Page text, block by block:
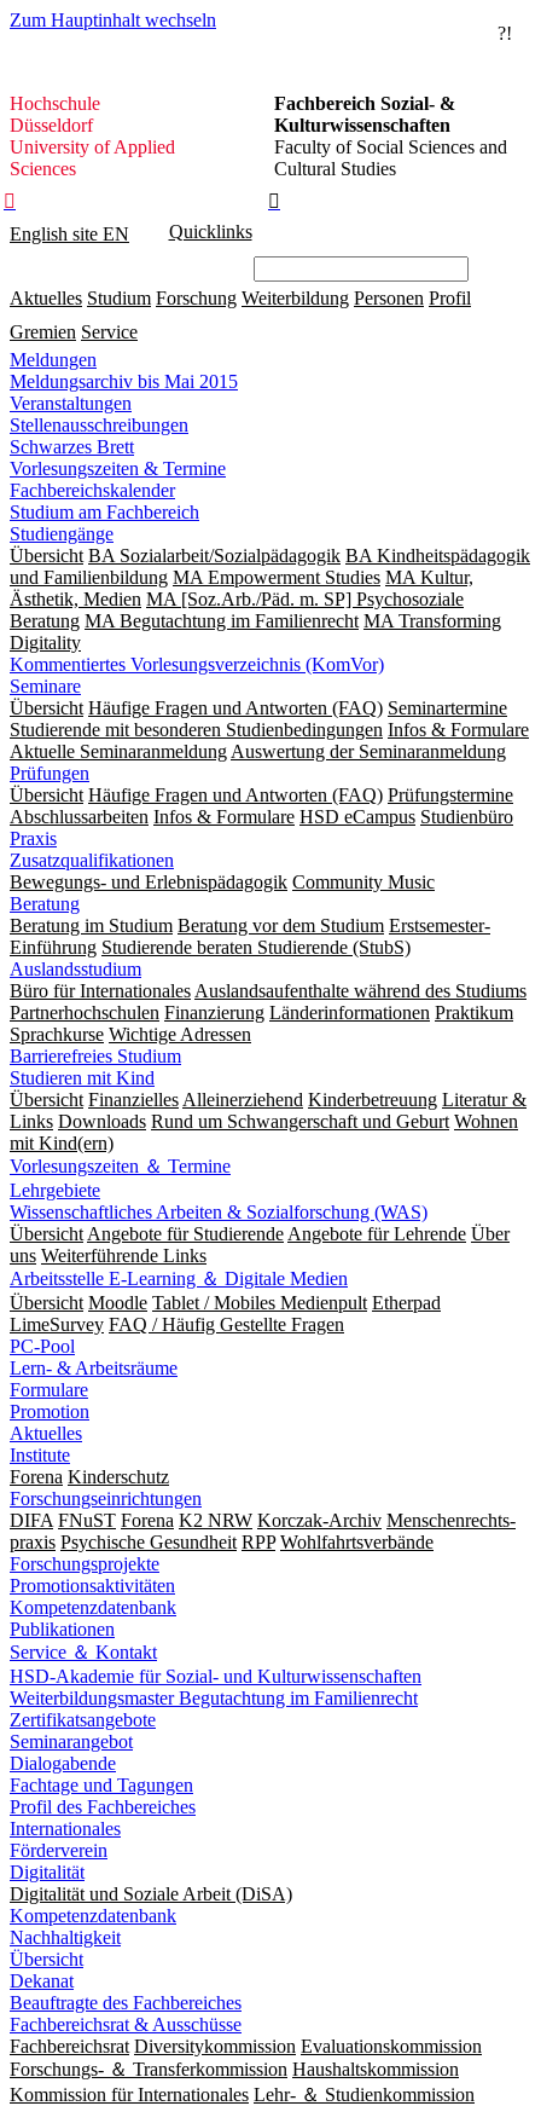
Zum Hauptinhalt wechseln
?!
Hochschule
Düsseldorf
Hochschule
Düsseldorf
University of Applied
Sciences
Fachbereich Sozial- &
Kulturwissenschaften
Faculty of Social Sciences and
Cultural Studies


English site EN Quicklinks
Aktuelles Studium Forschung Weiterbildung Personen Profil
Gremien Service
Meldungen
Meldungsarchiv bis Mai 2015
Veranstaltungen
Stellenausschreibungen
Schwarzes Brett
Vorlesungszeiten & Termine
Fachbereichskalender
Studium am Fachbereich
Studiengänge
Übersicht BA Sozialarbeit/Sozialpädagogik BA Kindheitspädagogik
und Familienbildung MA Empowerment Studies MA Kultur,
Ästhetik, Medien MA [Soz.Arb./Päd. m. SP] Psychosoziale
Beratung MA Begut­ach­tung im Fami­lien­recht MA Transforming
Digitality
Kommentiertes Vorlesungsverzeichnis (KomVor)
Seminare
Übersicht Häufige Fragen und Antworten (FAQ) Seminartermine
Studierende mit besonderen Studienbedingungen Infos & Formulare
Aktuelle Seminaranmeldung Auswertung der Seminaranmeldung
Prüfungen
Übersicht Häufige Fragen und Antworten (FAQ) Prüfungstermine
Abschlussarbeiten Infos & Formulare HSD eCampus Studienbüro
Praxis
Zusatzqualifikationen
Bewegungs- und Erlebnispädagogik Community Music
Beratung
Beratung im Studium Beratung vor dem Studium Erstsemester-
Einführung Studierende beraten Studierende (StubS)
Auslandsstudium
Büro für Internationales Auslandsaufenthalte während des Studiums
Partnerhochschulen Finanzierung Länderinformationen Praktikum
Sprachkurse Wichtige Adressen
Barrierefreies Studium
Studieren mit Kind
Übersicht Finanzielles Alleinerziehend Kinderbetreuung Literatur &
Links Downloads Rund um Schwangerschaft und Geburt Wohnen
mit Kind(ern)
Vorlesungszeiten ＆ Termine
Lehrgebiete
Wissenschaftliches Arbeiten & Sozialforschung (WAS)
Übersicht Angebote für Studierende Angebote für Lehrende Über
uns Weiterführende Links
Arbeitsstelle E-Learning ＆ Digitale Medien
Übersicht Moodle Tablet / Mobiles Medienpult Etherpad
LimeSurvey FAQ / Häufig Gestellte Fragen
PC-Pool
Lern- & Arbeitsräume
Formulare
Promotion
Aktuelles
Institute
Forena Kinderschutz
Forschungseinrichtungen
DIFA FNuST Forena K2 NRW Korczak-Archiv Men­schen­rechts­
praxis Psy­chische Gesund­heit RPP Wohlfahrts­verbände
Forschungsprojekte
Promotionsaktivitäten
Kompetenzdatenbank
Publikationen
Service ＆ Kontakt
HSD-Akademie für Sozial- und Kulturwissenschaften
Weiterbildungsmaster Begutachtung im Familienrecht
Zertifikatsangebote
Seminarangebot
Dialogabende
Fachtage und Tagungen
Profil des Fachbereiches
Internationales
Förderverein
Digitalität
Digitalität und Soziale Arbeit (DiSA)
Kompetenzdatenbank
Nachhaltigkeit
Übersicht
Dekanat
Beauftragte des Fachbereiches
Fachbereichsrat & Ausschüsse
Fachbereichsrat Diversitykommission Evaluationskommission
Forschungs- ＆ Transferkommission Haushaltskommission
Kommission für Internationales Lehr- ＆ Studienkommission